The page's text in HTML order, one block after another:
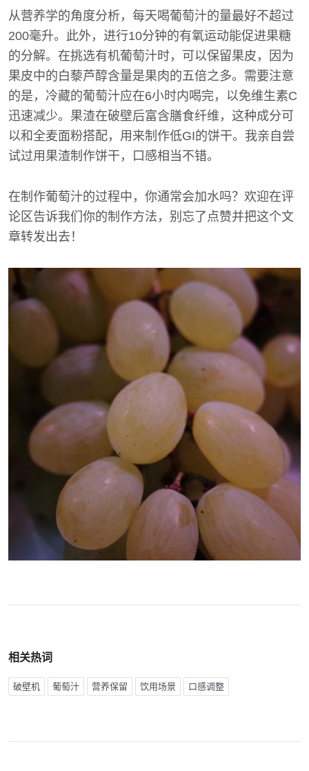
从营养学的角度分析，每天喝葡萄汁的量最好不超过
200毫升。此外，进行10分钟的有氧运动能促进果糖
的分解。在挑选有机葡萄汁时，可以保留果皮，因为
果皮中的白藜芦醇含量是果肉的五倍之多。需要注意
的是，冷藏的葡萄汁应在6小时内喝完，以免维生素C
迅速减少。果渣在破壁后富含膳食纤维，这种成分可
以和全麦面粉搭配，用来制作低GI的饼干。我亲自尝
试过用果渣制作饼干，口感相当不错。
在制作葡萄汁的过程中，你通常会加水吗？欢迎在评
论区告诉我们你的制作方法，别忘了点赞并把这个文
章转发出去！
相关热词
破壁机 葡萄汁 营养保留 饮用场景 口感调整